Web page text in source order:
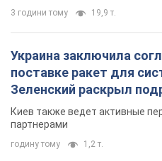
3 години тому 19,9 т.
Украина заключила
поставке ракет для
Зеленский раскрыл
Киев также ведет активные
партнерами
годину тому 1,2 т.